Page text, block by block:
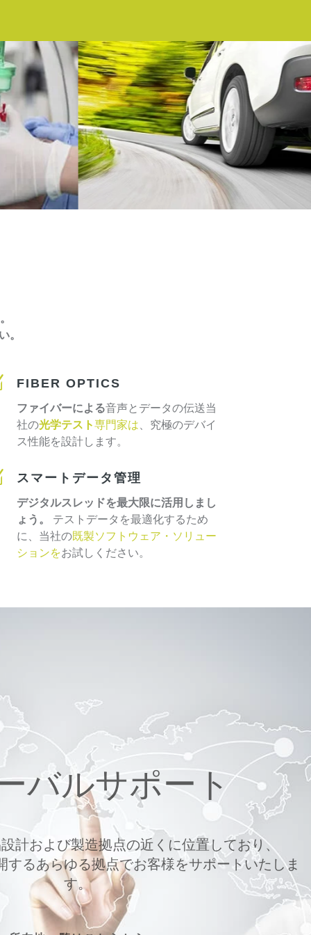
。
FIBER OPTICS
ファイバーによる音声とデータの伝送当
社の光学テスト専門家は 、究極のデバイ
ス性能を設計します。
スマートデータ管理
デジタルスレッドを最大限に活用しまし
ょう。 テストデータを最適化するため
に、当社の既製ソフトウェア・ソリュー
ションをお試しください。
バルサポート
計および製造拠点の近くに位置しており、
するあらゆる拠点でお客様をサポートいたしま
す。